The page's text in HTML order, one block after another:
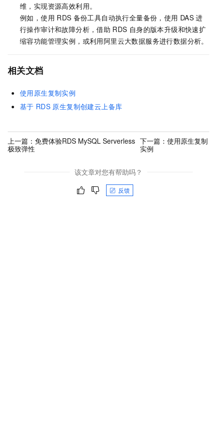
维，实现资源高效利用。
例如，使用 RDS 备份工具自动执行全量备份，使用 DAS 进
行操作审计和故障分析，借助 RDS 自身的版本升级和快速扩
缩容功能管理实例，或利用阿里云大数据服务进行数据分析。
相关文档
使用原生复制实例
基于 RDS 原生复制创建云上备库
上一篇： 免费体验RDS MySQL Serverless
极致弹性
下一篇： 使用原生复制
实例
该文章对您有帮助吗？
反馈